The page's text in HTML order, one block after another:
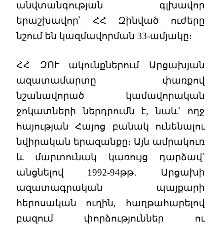
անվտանգության գլխավոր
երաշխավոր՝ ՀՀ Զինված ուժերը
նշում են կազմավորման 33-ամյակը։
ՀՀ ԶՈՒ ակունքներում Արցախյան
ազատամարտը փառքով
նշանավորած կամավորական
ջոկատների ներդրումն է, նաև՝ ողջ
հայության Հայոց բանակ ունենալու
նվիրական երազանքը։ Այն ամրակուռ
և մարտունակ կառույց դարձավ՝
անցնելով 1992-94թթ․ Արցախի
ազատագրական պայքարի
հերոսական ուղին, հաղթահարելով
բազում փորձություններ ու